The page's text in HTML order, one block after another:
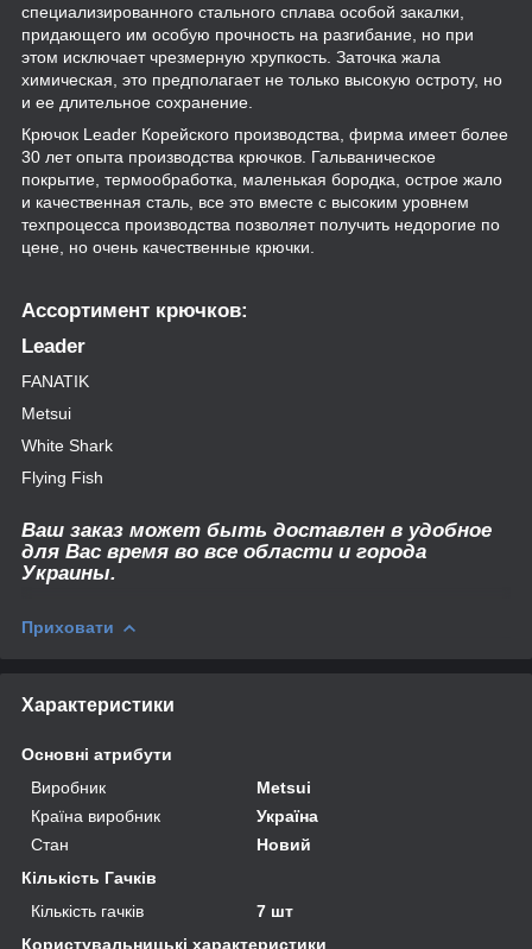
специализированного стального сплава особой закалки,
придающего им особую прочность на разгибание, но при
этом исключает чрезмерную хрупкость. Заточка жала
химическая, это предполагает не только высокую остроту, но
и ее длительное сохранение.
Крючок Leader Корейского производства, фирма имеет более
30 лет опыта производства крючков. Гальваническое
покрытие, термообработка, маленькая бородка, острое жало
и качественная сталь, все это вместе с высоким уровнем
техпроцесса производства позволяет получить недорогие по
цене, но очень качественные крючки.
Ассортимент крючков:
Leader
FANATIK
Metsui
White Shark
Flying Fish
Ваш заказ может быть доставлен в удобное
для Вас время во все области и города
Украины.
Приховати
Характеристики
Основні атрибути
Виробник
Metsui
Країна виробник
Україна
Стан
Новий
Кількість Гачків
Кількість гачків
7 шт
Користувальницькі характеристики